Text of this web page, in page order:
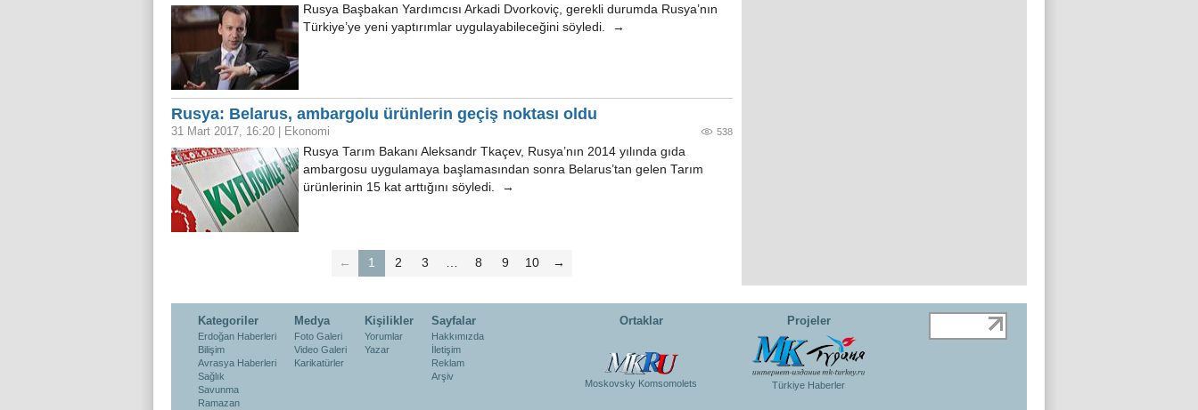
Rusya Başbakan Yardımcısı Arkadi Dvorkoviç, gerekli durumda Rusya’nın
Türkiye’ye yeni yaptırımlar uygulayabileceğini söyledi. →
Rusya: Belarus, ambargolu ürünlerin geçiş noktası oldu
31 Mart 2017, 16:20 Ekonomi 538
Rusya Tarım Bakanı Aleksandr Tkaçev, Rusya’nın 2014 yılında gıda
ambargosu uygulamaya başlamasından sonra Belarus’tan gelen Tarım
ürünlerinin 15 kat arttığını söyledi. →
← 1 2 3 … 8 9 10 →
Kategoriler
Erdoğan Haberleri
Bilişim
Avrasya Haberleri
Sağlık
Savunma
Ramazan
Medya
Foto Galeri
Video Galeri
Karikatürler
Kişilikler
Yorumlar
Yazar
Sayfalar
Hakkımızda
İletişim
Reklam
Arşiv
Ortaklar
Moskovsky Komsomolets
Projeler
Türkiye Haberler